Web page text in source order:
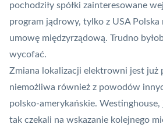
pochodziły spółki zainteresowane
program jądrowy, tylko z USA Polska
umowę międzyrządową. Trudno
wycofać.
Zmiana lokalizacji elektrowni jest już
niemożliwa również z powodów
polsko-amerykańskie.
tak czekali na wskazanie kolejnego